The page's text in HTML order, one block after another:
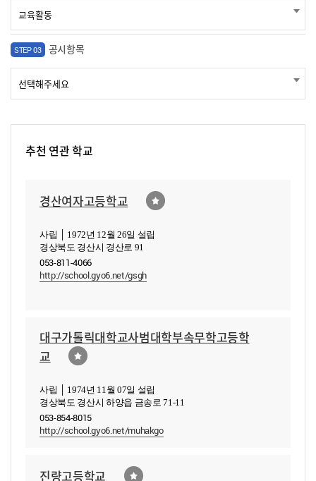
STEP 03 공시항목
추천 연관 학교
경산여자고등학교
사립 │ 1972년 12월 26일 설립
경상북도 경산시 경산로 91
053-811-4066
http://school.gyo6.net/gsgh
대구가톨릭대학교사범대학부속무학고등학
교
사립 │ 1974년 11월 07일 설립
경상북도 경산시 하양읍 금송로 71-11
053-854-8015
http://school.gyo6.net/muhakgo
진량고등학교